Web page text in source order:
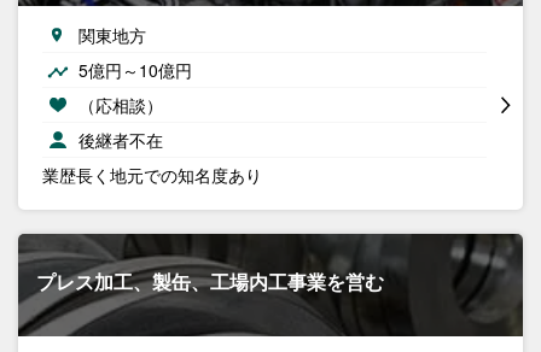
関東地方
5億円～10億円
（応相談）
後継者不在
業歴長く地元での知名度あり
プレス加工、製缶、工場内工事業を営む